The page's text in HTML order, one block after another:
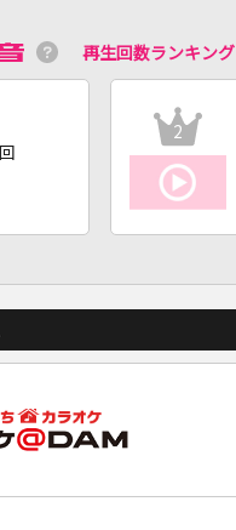
再生回数ランキング
回
2